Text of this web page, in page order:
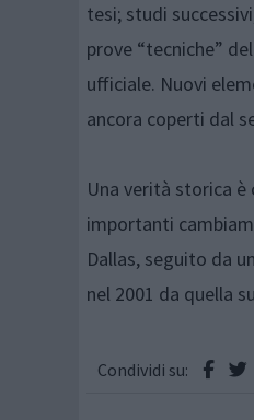
tesi; studi
prove “tecniche”
ufficiale. Nuovi
ancora coperti dal
Una verità storica è
importanti
Dallas, seguito da
nel 2001 da quella
Condividi su: